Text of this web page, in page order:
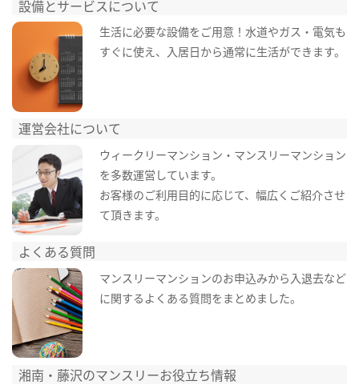
設備とサービスについて
生活に必要な設備をご用意！水道やガス・電気も
すぐに使え、入居日から通常に生活ができます。
運営会社について
ウィークリーマンション・マンスリーマンション
を多数運営しています。
お客様のご利用目的に応じて、幅広くご紹介させ
て頂きます。
よくある質問
マンスリーマンションのお申込みから入退去など
に関するよくある質問をまとめました。
湘南・藤沢のマンスリーお役立ち情報